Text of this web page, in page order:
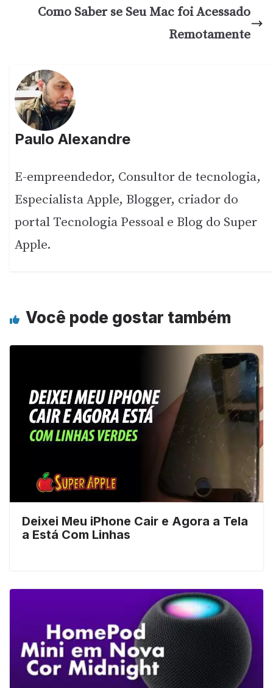
Como Saber se Seu Mac foi Acessado
Remotamente
Paulo Alexandre
E-empreendedor, Consultor de tecnologia,
Especialista Apple, Blogger, criador do
portal Tecnologia Pessoal e Blog do Super
Apple.
Você pode gostar também
Deixei Meu iPhone Cair e Agora a Tela
a Está Com Linhas